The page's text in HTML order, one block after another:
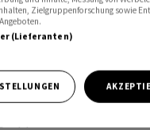
hatte der
in den drei
gestellt.
Zielgruppenforschung sowie
(Lieferanten)